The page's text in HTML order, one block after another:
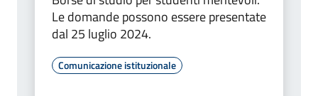
Le domande possono essere presentate
dal 25 luglio 2024.
Comunicazione istituzionale